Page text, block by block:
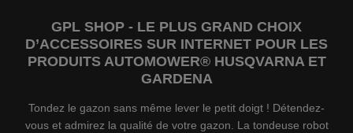
GPL SHOP - LE PLUS GRAND CHOIX
D’ACCESSOIRES SUR INTERNET POUR LES
PRODUITS AUTOMOWER® HUSQVARNA ET
GARDENA
Tondez le gazon sans même lever le petit doigt ! Détendez-
vous et admirez la qualité de votre gazon. La tondeuse robot